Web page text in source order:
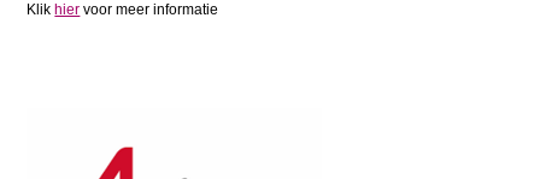
Klik hier voor meer informatie